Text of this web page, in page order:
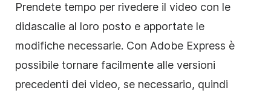
Prendete tempo per rivedere il video con le
didascalie al loro posto e apportate le
modifiche necessarie. Con Adobe Express è
possibile tornare facilmente alle versioni
precedenti dei video, se necessario, quindi